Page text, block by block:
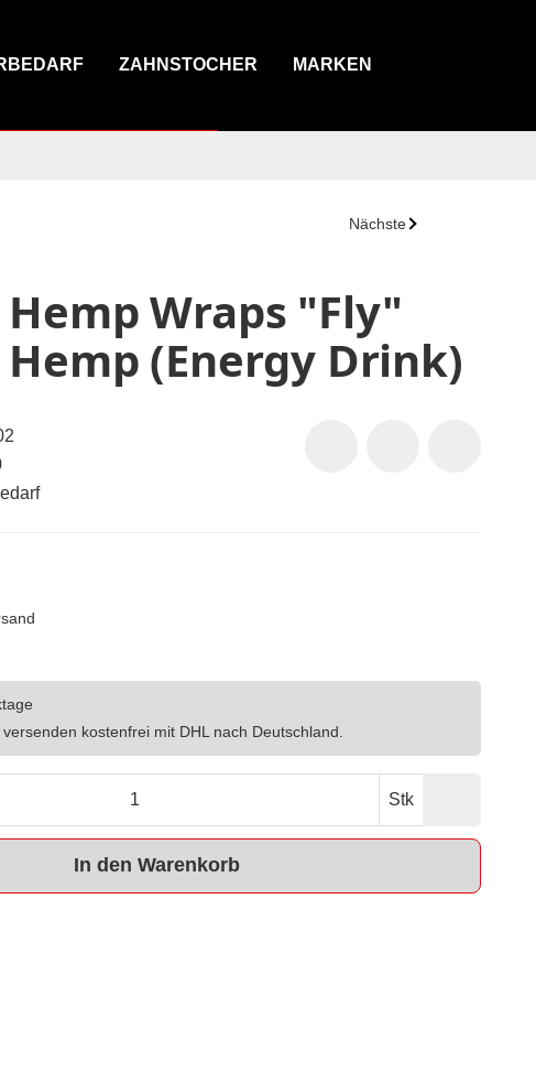
ZAHNSTOCHER MARKEN
Nächste
Wraps "Fly"
(Energy Drink)
kostenfrei mit DHL nach Deutschland.
Stk
In den Warenkorb